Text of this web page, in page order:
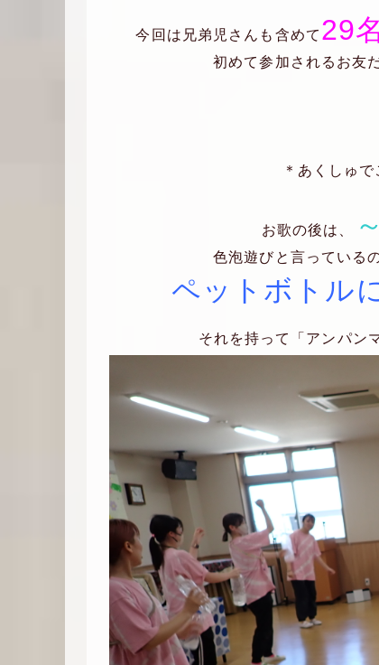
今回は兄弟児さんも含めて 29
初めて参加されるお友
＊あくしゅ
お歌の後は、
色泡遊びと言っている
ペットボトル
それを持って「アンパン